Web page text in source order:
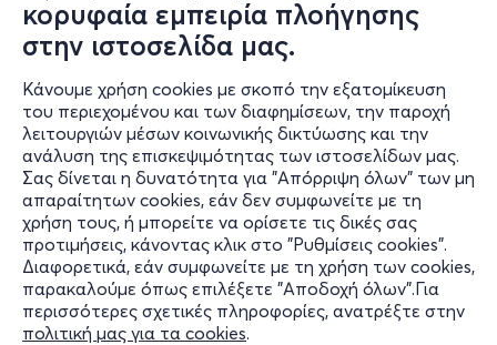
κορυφαία εμπειρία πλοήγησης
στην ιστοσελίδα μας.
Κάνουμε χρήση cookies με σκοπό την εξατομίκευση
του περιεχομένου και των διαφημίσεων, την παροχή
λειτουργιών μέσων κοινωνικής δικτύωσης και την
ανάλυση της επισκεψιμότητας των ιστοσελίδων μας.
Σας δίνεται η δυνατότητα για "Απόρριψη όλων" των μη
απαραίτητων cookies, εάν δεν συμφωνείτε με τη
χρήση τους, ή μπορείτε να ορίσετε τις δικές σας
προτιμήσεις, κάνοντας κλικ στο "Ρυθμίσεις cookies".
Διαφορετικά, εάν συμφωνείτε με τη χρήση των cookies,
παρακαλούμε όπως επιλέξετε "Αποδοχή όλων".Για
περισσότερες σχετικές πληροφορίες, ανατρέξτε στην
πολιτική μας για τα cookies.